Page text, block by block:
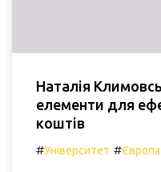
Наталія
елементи для
коштів
#Університет #Європа